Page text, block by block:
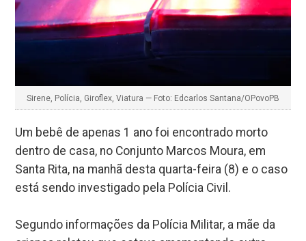
Sirene, Polícia, Giroflex, Viatura — Foto: Edcarlos Santana/OPovoPB
Um bebê de apenas 1 ano foi encontrado morto
dentro de casa, no Conjunto Marcos Moura, em
Santa Rita, na manhã desta quarta-feira (8) e o caso
está sendo investigado pela Polícia Civil.
Segundo informações da Polícia Militar, a mãe da